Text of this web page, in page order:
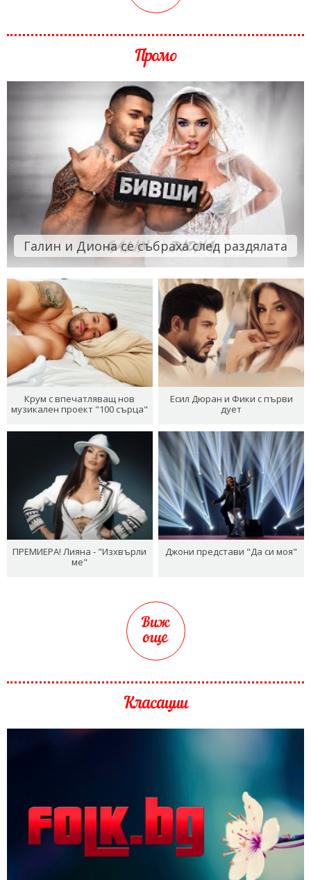
Промо
Галин и Диона се събраха след раздялата
Крум с впечатляващ нов
музикален проект "100 сърца"
Есил Дюран и Фики с първи
дует
ПРЕМИЕРА! Лияна - "Изхвърли
ме"
Джони представи "Да си моя"
Виж
още
Класации